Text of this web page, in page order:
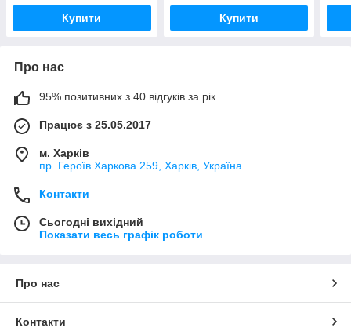
Купити Купити
Про нас
95% позитивних з 40 відгуків за рік
Працює з 25.05.2017
м. Харків
пр. Героїв Харкова 259, Харків, Україна
Контакти
Сьогодні вихідний
Показати весь графік роботи
Про нас
Контакти